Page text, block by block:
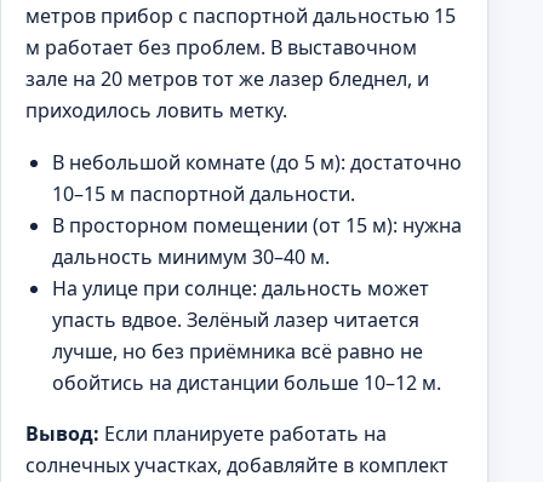
метров прибор с паспортной дальностью 15
м работает без проблем. В выставочном
зале на 20 метров тот же лазер бледнел, и
приходилось ловить метку.
В небольшой комнате (до 5 м): достаточно
10–15 м паспортной дальности.
В просторном помещении (от 15 м): нужна
дальность минимум 30–40 м.
На улице при солнце: дальность может
упасть вдвое. Зелёный лазер читается
лучше, но без приёмника всё равно не
обойтись на дистанции больше 10–12 м.
Вывод: Если планируете работать на
солнечных участках, добавляйте в комплект